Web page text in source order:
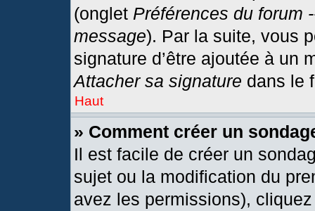
(onglet Préférences du forum
message). Par la suite, vous
signature d’être ajoutée à un
Attacher sa signature dans le
Haut
» Comment créer un
Il est facile de créer un
sujet ou la modification du
avez les permissions),